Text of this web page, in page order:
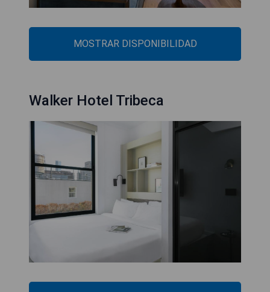
MOSTRAR DISPONIBILIDAD
Walker Hotel Tribeca